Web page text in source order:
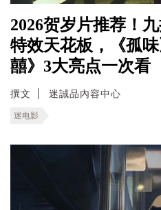
2026贺岁片推荐！
特效天花板，《孤
囍》3大亮点一次看
撰文 迷誠品內容中心
迷电影